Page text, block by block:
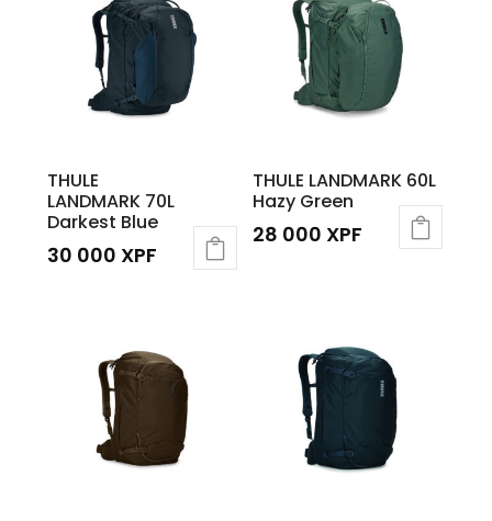
THULE
LANDMARK 70L
Darkest Blue
30 000 XPF
THULE LANDMARK 60L
Hazy Green
28 000 XPF